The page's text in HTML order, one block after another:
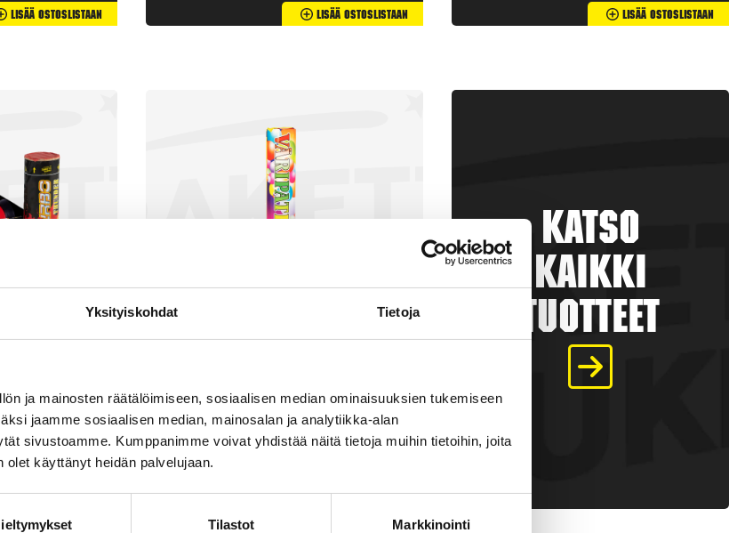
Yksityiskohdat Tietoja
ja mainosten räätälöimiseen, sosiaalisen median ominaisuuksien tukemiseen
jaamme sosiaalisen median, mainosalan ja analytiikka-alan
sivustoamme. Kumppanimme voivat yhdistää näitä tietoja muihin tietoihin, joita
olet käyttänyt heidän palvelujaan.
Tilastot Markkinointi
Lisää Ostoslistaan Lisää Ostoslistaan Lisää Ostoslistaan
€
pkt
Väripatruuna
5,90€
Katso
kaikki
tuotteet